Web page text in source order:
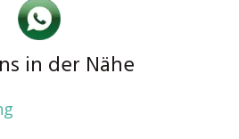
in der Nähe